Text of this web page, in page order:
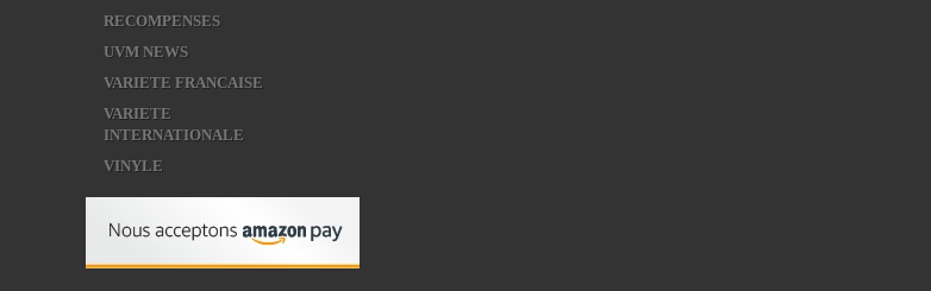
RECOMPENSES
UVM NEWS
VARIETE FRANCAISE
VARIETE
INTERNATIONALE
VINYLE